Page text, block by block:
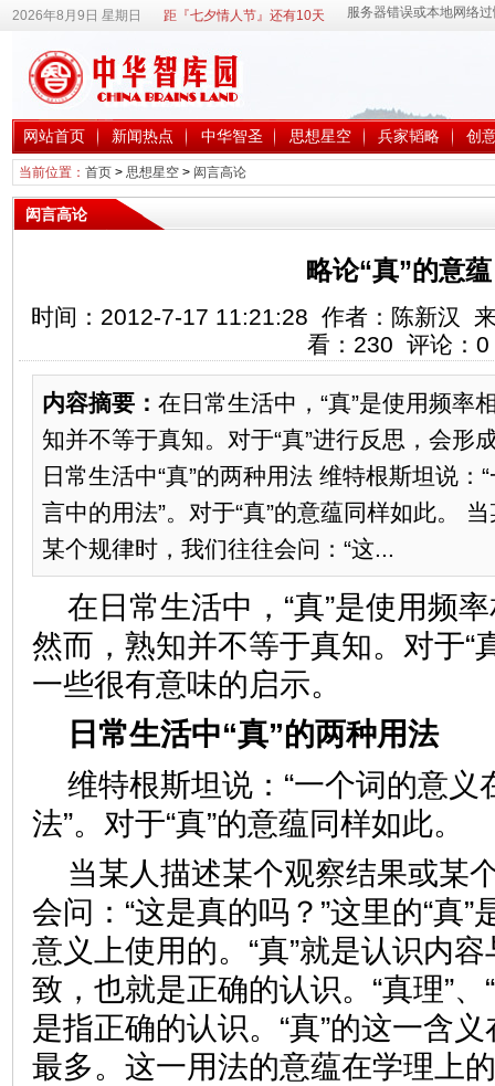
2026年8月9日 星期日 距『七夕情人节』还有10天
网站首页 新闻热点 中华智圣 思想星空 兵家韬略 创
当前位置： 首页> 思想星空> 闳言高论
闳言高论
略论“真”的意蕴
时间：2012-7-17 11:21:28 作者：陈新汉
看： 230 评论： 0
内容摘要： 在日常生活中，“真”是使用频率
知并不等于真知。对于“真”进行反思，会形
日常生活中“真”的两种用法 维特根斯坦说：
言中的用法”。对于“真”的意蕴同样如此。
某个规律时，我们往往会问：“这...
在日常生活中，“真”是使用频
然而，熟知并不等于真知。对于“
一些很有意味的启示。
日常生活中“真”的两种用法
维特根斯坦说：“一个词的意义
法”。对于“真”的意蕴同样如此。
当某人描述某个观察结果或某
会问：“这是真的吗？”这里的“真
意义上使用的。“真”就是认识内
致，也就是正确的认识。“真理”、
是指正确的认识。“真”的这一含
最多。这一用法的意蕴在学理上